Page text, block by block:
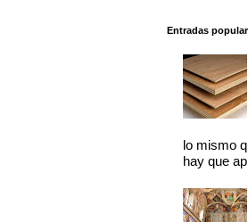
Entradas
lo mismo
hay que